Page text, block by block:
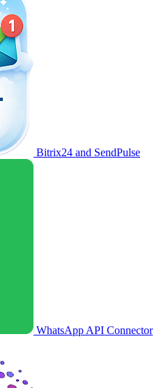
Bitrix24 and SendPulse
WhatsApp API Connector